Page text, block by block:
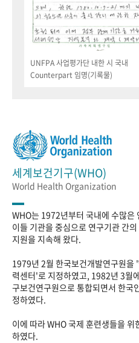
UNFPA 사업평가단 내한 시 국내
Counterpart 임명(기록물)
세계보건기구(WHO)
World Health Organization
WHO는 1972년부터 국내에 수많은
이들 기관을 중심으로 연구기관 간
지원을 지속해 왔다.
1979년 2월 한국보건개발연구원을
력센터'로 지정하였고, 1982년 3월
구보건연구원으로 통합되면서 한국
정하였다.
이에 따라 WHO 국제 훈련생들을
하였다.